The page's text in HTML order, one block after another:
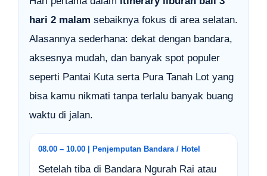
hari 2 malam sebaiknya fokus di area selatan.
Alasannya sederhana: dekat dengan bandara,
aksesnya mudah, dan banyak spot populer
seperti Pantai Kuta serta Pura Tanah Lot yang
bisa kamu nikmati tanpa terlalu banyak buang
waktu di jalan.
08.00 – 10.00 | Penjemputan Bandara / Hotel
Setelah tiba di Bandara Ngurah Rai atau